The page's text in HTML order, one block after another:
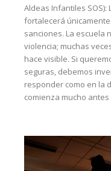
Aldeas Infantiles
fortalecerá
sanciones. La escuela
violencia; muchas
hace visible. Si
seguras, debemos
responder como en la
comienza mucho